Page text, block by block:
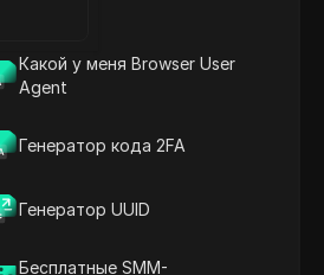
Какой у меня Browser User
Agent
Генератор кода 2FA
Генератор UUID
Бесплатные SMM-
об этой странице
Claude
об этой странице